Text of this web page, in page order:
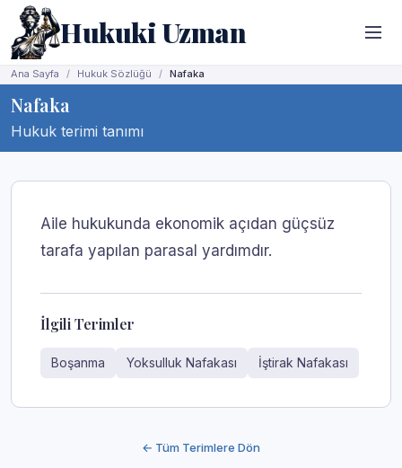
Hukuki Uzman
Ana Sayfa Hukuk Sözlüğü Nafaka
Nafaka
Hukuk terimi tanımı
Aile hukukunda ekonomik açıdan güçsüz
tarafa yapılan parasal yardımdır.
İlgili Terimler
Boşanma Yoksulluk Nafakası İştirak Nafakası
← Tüm Terimlere Dön